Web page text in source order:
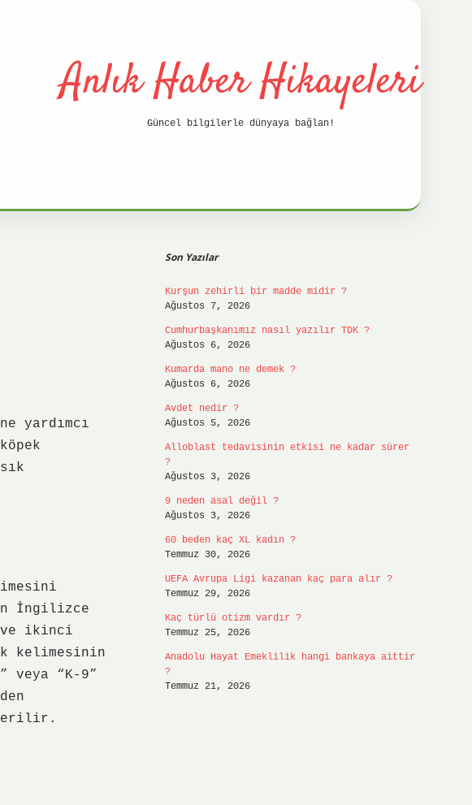
Anlık Haber Hikayeleri
Güncel bilgilerle dünyaya bağlan!
yardımcı
İngilizce
ve ikinci
kelimesinin
“K-9”
Son Yazılar
Kurşun zehirli bir madde midir ?
Ağustos 7, 2026
Cumhurbaşkanımız nasıl yazılır TDK ?
Ağustos 6, 2026
Kumarda mano ne demek ?
Ağustos 6, 2026
Avdet nedir ?
Ağustos 5, 2026
Alloblast tedavisinin etkisi ne kadar sürer
?
Ağustos 3, 2026
9 neden asal değil ?
Ağustos 3, 2026
60 beden kaç XL kadın ?
Temmuz 30, 2026
UEFA Avrupa Ligi kazanan kaç para alır ?
Temmuz 29, 2026
Kaç türlü otizm vardır ?
Temmuz 25, 2026
Anadolu Hayat Emeklilik hangi bankaya aittir
?
Temmuz 21, 2026